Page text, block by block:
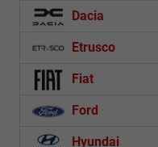
Dacia
Etrusco
Fiat
Ford
Hyundai